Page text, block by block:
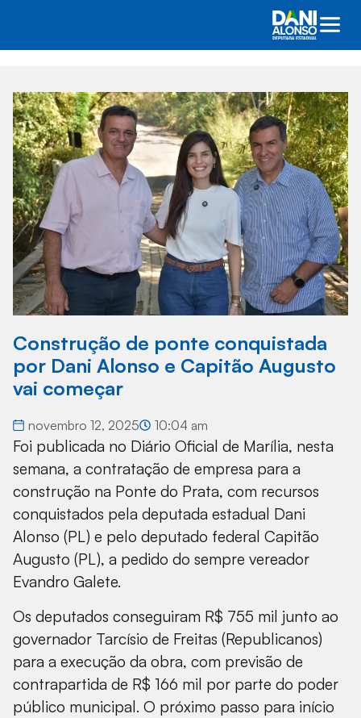
Construção de ponte conquistada
por Dani Alonso e Capitão Augusto
vai começar
novembro 12, 2025 10:04 am
Foi publicada no Diário Oficial de Marília, nesta
semana, a contratação de empresa para a
construção na Ponte do Prata, com recursos
conquistados pela deputada estadual Dani
Alonso (PL) e pelo deputado federal Capitão
Augusto (PL), a pedido do sempre vereador
Evandro Galete.
Os deputados conseguiram R$ 755 mil junto ao
governador Tarcísio de Freitas (Republicanos)
para a execução da obra, com previsão de
contrapartida de R$ 166 mil por parte do poder
público municipal. O próximo passo para início